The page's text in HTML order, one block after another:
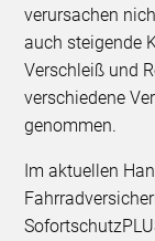
verursachen
auch steigende
Verschleiß und
verschiedene
genommen.
Im aktuellen